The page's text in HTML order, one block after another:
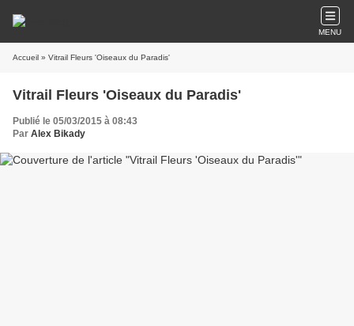
MENU
Accueil » Vitrail Fleurs 'Oiseaux du Paradis'
Vitrail Fleurs 'Oiseaux du Paradis'
Publié le 05/03/2015 à 08:43
Par Alex Bikady